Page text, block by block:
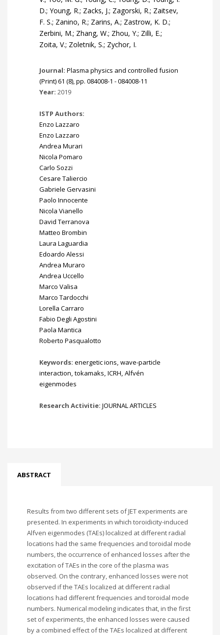
Journal: Plasma physics and controlled fusion
(Print) 61 (8), pp. 084008-1 - 084008-11
Year: 2019
ISTP Authors:
Enzo Lazzaro
Enzo Lazzaro
Andrea Murari
Nicola Pomaro
Carlo Sozzi
Cesare Taliercio
Gabriele Gervasini
Paolo Innocente
Nicola Vianello
David Terranova
Matteo Brombin
Laura Laguardia
Edoardo Alessi
Andrea Muraro
Andrea Uccello
Marco Valisa
Marco Tardocchi
Lorella Carraro
Fabio Degli Agostini
Paola Mantica
Roberto Pasqualotto
Keywords: energetic ions, wave-particle
interaction, tokamaks, ICRH, Alfvén
eigenmodes
Research Activitie: JOURNAL ARTICLES
ABSTRACT
Results from two different sets of JET experiments are
presented. In experiments in which toroidicity-induced
Alfven eigenmodes (TAEs) localized at different radial
locations had the same frequencies and toroidal mode
numbers, the occurrence of enhanced losses after the
excitation of TAEs in the core of the plasma was
observed. On the contrary, enhanced losses were not
observed if the TAEs localized at different radial
locations had different frequencies and toroidal mode
numbers. Numerical modeling indicates that, in the first
set of experiments, the enhanced losses were caused
by a combined effect of the TAEs localized at different